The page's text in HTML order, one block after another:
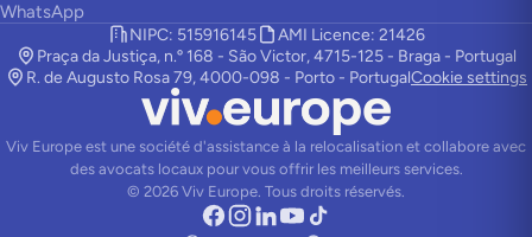
WhatsApp
NIPC: 515916145
AMI Licence: 21426
Praça da Justiça, n.º 168 - São Victor, 4715-125 - Braga - Portugal
R. de Augusto Rosa 79, 4000-098 - Porto - PortugalCookie settings
Viv Europe est une société d'assistance à la relocalisation et collabore avec
des avocats locaux pour vous offrir les meilleurs services.
© 2026 Viv Europe. Tous droits réservés.